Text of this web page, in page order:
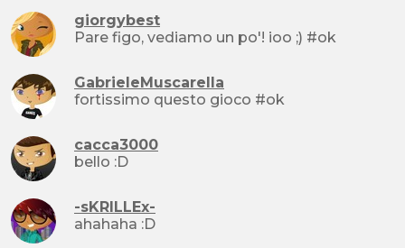
giorgybest
Pare figo, vediamo un po'! ioo ;) #ok
GabrieleMuscarella
fortissimo questo gioco #ok
cacca3000
bello :D
-sKRILLEx-
ahahaha :D